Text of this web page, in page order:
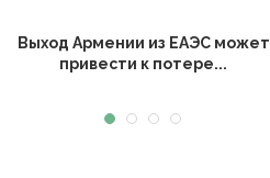
Выход Армении из ЕАЭС может
привести к потере...